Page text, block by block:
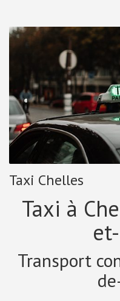
Taxi Chelles
Taxi à
Transport